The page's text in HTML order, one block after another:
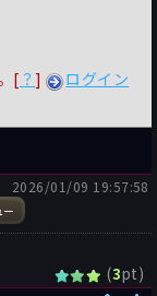
[ ？ ]
ログイン
2026/01/09 19:57:58
(3pt)